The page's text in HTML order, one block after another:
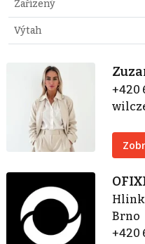
Zařízený
Výtah
+420
Brno
+420